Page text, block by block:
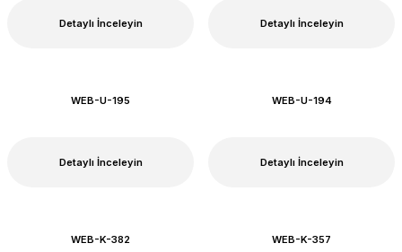
Detaylı İnceleyin Detaylı İnceleyin
WEB-U-195
Detaylı İnceleyin
WEB-U-194
Detaylı İnceleyin
WEB-K-382 WEB-K-357